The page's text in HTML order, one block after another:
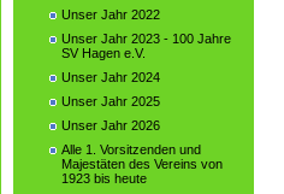
Unser Jahr 2022
Unser Jahr 2023 - 100 Jahre
SV Hagen e.V.
Unser Jahr 2024
Unser Jahr 2025
Unser Jahr 2026
Alle 1. Vorsitzenden und
Majestäten des Vereins von
1923 bis heute